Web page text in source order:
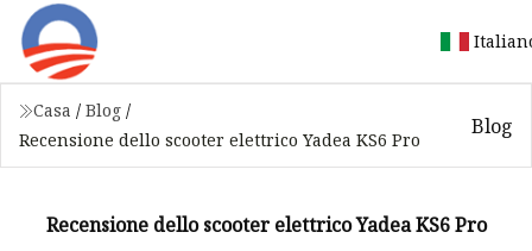
Casa / Blog /
Recensione dello scooter elettrico Yadea KS6 Pro
Blog
Recensione dello scooter elettrico Yadea KS6 Pro